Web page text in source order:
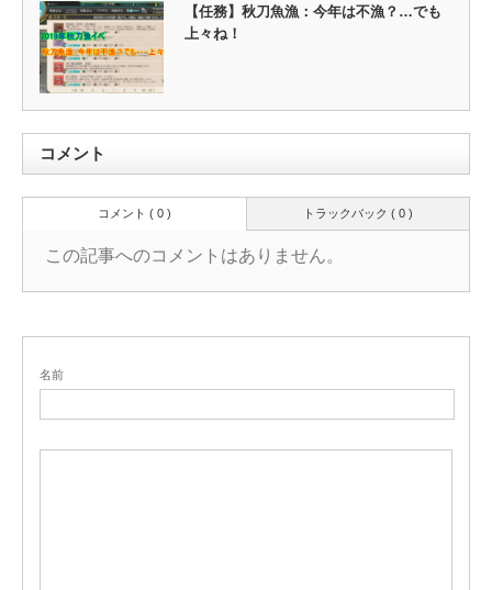
【任務】秋刀魚漁：今年は不漁？…でも
上々ね！
コメント
トラックバック ( 0 )
コメント ( 0 )
この記事へのコメントはありません。
名前